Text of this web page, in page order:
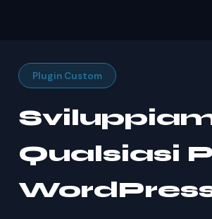
Plugin Custom
Qualsiasi